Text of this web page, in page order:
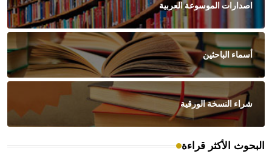
اصدارات الموسوعة العربية
أسماء الباحثين
شراء النسخة الورقية
البحوث الأكثر قراءة